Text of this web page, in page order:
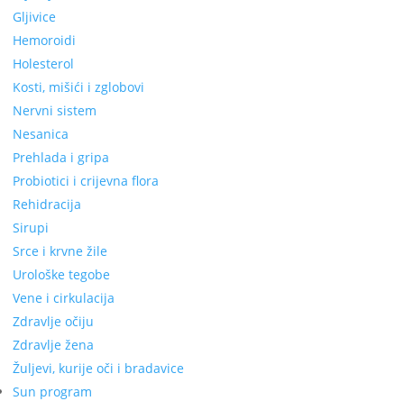
Gljivice
Hemoroidi
Holesterol
Kosti, mišići i zglobovi
Nervni sistem
Nesanica
Prehlada i gripa
Probiotici i crijevna flora
Rehidracija
Sirupi
Srce i krvne žile
Urološke tegobe
Vene i cirkulacija
Zdravlje očiju
Zdravlje žena
Žuljevi, kurije oči i bradavice
Sun program